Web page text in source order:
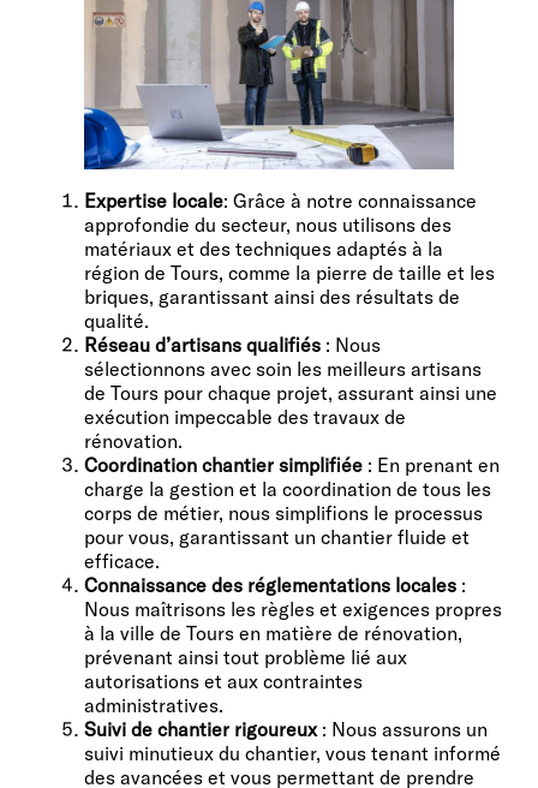
Expertise locale: Grâce à notre connaissance
approfondie du secteur, nous utilisons des
matériaux et des techniques adaptés à la
région de Tours, comme la pierre de taille et les
briques, garantissant ainsi des résultats de
qualité.
Réseau d’artisans qualifiés : Nous
sélectionnons avec soin les meilleurs artisans
de Tours pour chaque projet, assurant ainsi une
exécution impeccable des travaux de
rénovation.
Coordination chantier simplifiée : En prenant en
charge la gestion et la coordination de tous les
corps de métier, nous simplifions le processus
pour vous, garantissant un chantier fluide et
efficace.
Connaissance des réglementations locales :
Nous maîtrisons les règles et exigences propres
à la ville de Tours en matière de rénovation,
prévenant ainsi tout problème lié aux
autorisations et aux contraintes
administratives.
Suivi de chantier rigoureux: Nous assurons un
suivi minutieux du chantier, vous tenant informé
des avancées et vous permettant de prendre